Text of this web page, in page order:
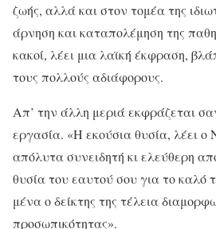
ζωής, αλλά και στον τομέα της
άρνηση και καταπολέμηση της
κακοί, λέει μια λαϊκή έκφραση,
τους πολλούς αδιάφορους.
Απ’ την άλλη μεριά εκφράζεται
εργασία. «Η εκούσια θυσία, λέει ο
απόλυτα συνειδη­τή κι ελεύθερη
θυσία του εαυτού σου για τοκαλό
μένα ο δείκτης της τέλεια
προσωπικότητας».